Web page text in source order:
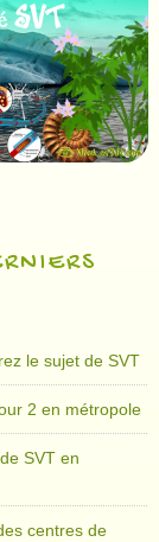
le sujet de SVT
2 en métropole
SVT en
centres de